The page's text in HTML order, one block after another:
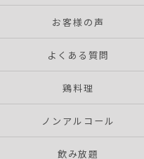
お客様の声
よくある質問
鶏料理
ノンアルコール
飲み放題